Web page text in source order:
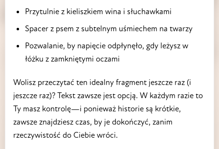
Przytulnie z kieliszkiem wina i słuchawkami
Spacer z psem z subtelnym uśmiechem na twarzy
Pozwalanie, by napięcie odpłynęło, gdy leżysz w
łóżku z zamkniętymi oczami
Wolisz przeczytać ten idealny fragment jeszcze raz (i
jeszcze raz)? Tekst zawsze jest opcją. W każdym razie to
Ty masz kontrolę—i ponieważ historie są krótkie,
zawsze znajdziesz czas, by je dokończyć, zanim
rzeczywistość do Ciebie wróci.